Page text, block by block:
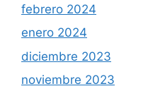
febrero 2024
enero 2024
diciembre 2023
noviembre 2023